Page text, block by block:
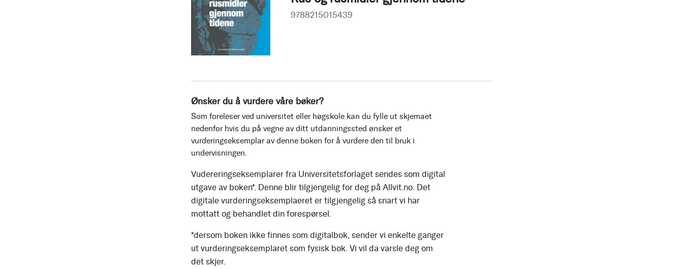
9788215015439
Ønsker du å vurdere våre bøker?
Som foreleser ved universitet eller høgskole kan du fylle ut skjemaet
nedenfor hvis du på vegne av ditt utdanningssted ønsker et
vurderingseksemplar av denne boken for å vurdere den til bruk i
undervisningen.
Vudereringseksemplarer fra Universitetsforlaget sendes som digital
utgave av boken*. Denne blir tilgjengelig for deg på Allvit.no. Det
digitale vurderingseksemplaeret er tilgjengelig så snart vi har
mottatt og behandlet din forespørsel.
*dersom boken ikke finnes som digitalbok, sender vi enkelte ganger
ut vurderingseksemplaret som fysisk bok. Vi vil da varsle deg om
det skjer.